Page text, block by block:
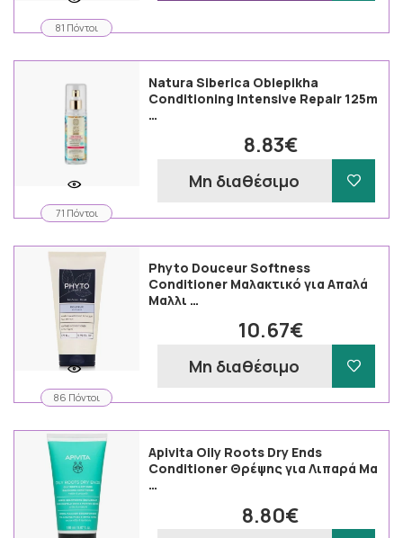
81 Πόντοι
71 Πόντοι
Natura Siberica Oblepikha
Conditioning Intensive Repair 125m
…
8.83€
Μη διαθέσιμο
86 Πόντοι
Phyto Douceur Softness
Conditioner Μαλακτικό για Απαλά
Μαλλι …
10.67€
Μη διαθέσιμο
Apivita Oily Roots Dry Ends
Conditioner Θρέψης για Λιπαρά Μα
…
8.80€